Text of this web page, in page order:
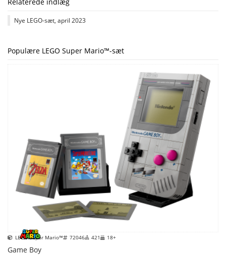
Nye LEGO-sæt, april 2023
Populære LEGO Super Mario™-sæt
LEGO Super Mario™ 72046 421 18+
Game Boy